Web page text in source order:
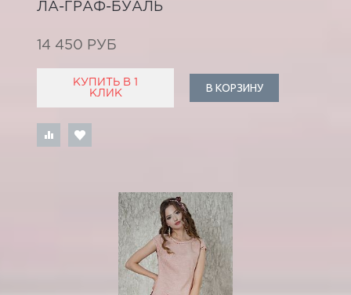
ЛА-ГРАФ-БУАЛЬ
14 450 РУБ
КУПИТЬ В 1
КЛИК
В КОРЗИНУ